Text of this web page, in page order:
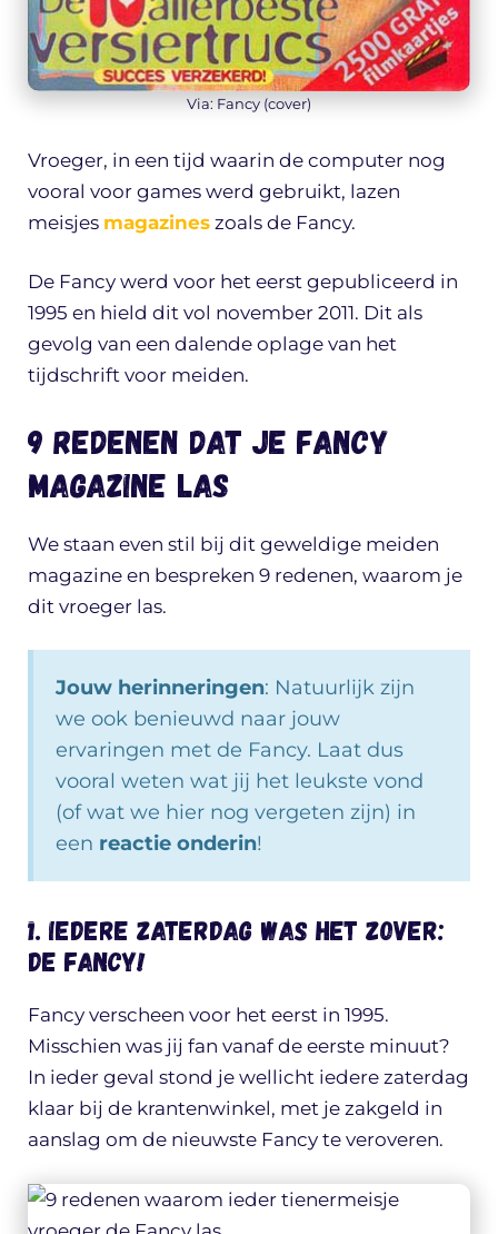
Via: Fancy (cover)
Vroeger, in een tijd waarin de computer nog
vooral voor games werd gebruikt, lazen
meisjes magazines zoals de Fancy.
De Fancy werd voor het eerst gepubliceerd in
1995 en hield dit vol november 2011. Dit als
gevolg van een dalende oplage van het
tijdschrift voor meiden.
9 redenen dat je Fancy
magazine las
We staan even stil bij dit geweldige meiden
magazine en bespreken 9 redenen, waarom je
dit vroeger las.
Jouw herinneringen: Natuurlijk zijn
we ook benieuwd naar jouw
ervaringen met de Fancy. Laat dus
vooral weten wat jij het leukste vond
(of wat we hier nog vergeten zijn) in
een reactie onderin!
1. Iedere zaterdag was het zover:
de Fancy!
Fancy verscheen voor het eerst in 1995.
Misschien was jij fan vanaf de eerste minuut?
In ieder geval stond je wellicht iedere zaterdag
klaar bij de krantenwinkel, met je zakgeld in
aanslag om de nieuwste Fancy te veroveren.